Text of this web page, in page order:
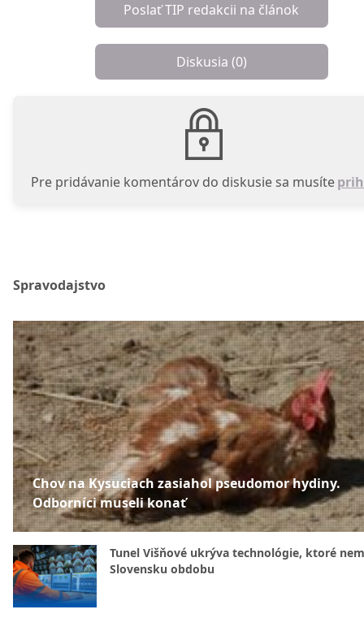
Poslať TIP redakcii na článok
Diskusia (0)
Pre pridávanie komentárov do diskusie sa musíte
Spravodajstvo
Chov na Kysuciach zasiahol pseudomor hydiny.
Odborníci museli konať
Tunel Višňové ukrýva technológie, ktoré
Slovensku obdobu